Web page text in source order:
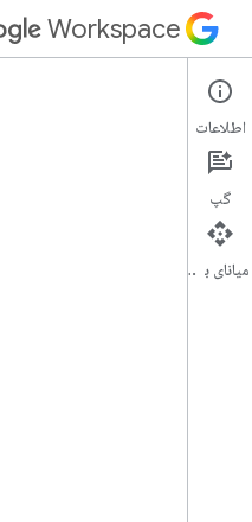
Workspace
Google Classroom
نمای کلی
اطلاعات
گپ
میانای برنامه‌سازی کاربردی